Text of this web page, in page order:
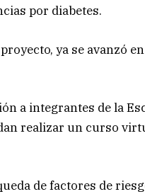
por diabetes.
ya se avanzó
a integrantes de la
realizar un curso
de factores de